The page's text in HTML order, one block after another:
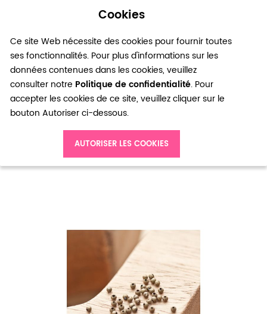
Cookies
Ce site Web nécessite des cookies pour fournir toutes
ses fonctionnalités. Pour plus d'informations sur les
données contenues dans les cookies, veuillez
consulter notre Politique de confidentialité. Pour
accepter les cookies de ce site, veuillez cliquer sur le
bouton Autoriser ci-dessous.
AUTORISER LES COOKIES
0
Perle en métal Ronde 2mm Creuse Bronze vieilli x 300